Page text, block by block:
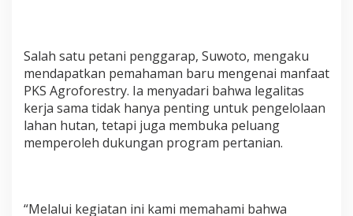
Salah satu petani penggarap, Suwoto, mengaku
mendapatkan pemahaman baru mengenai manfaat
PKS Agroforestry. Ia menyadari bahwa legalitas
kerja sama tidak hanya penting untuk pengelolaan
lahan hutan, tetapi juga membuka peluang
memperoleh dukungan program pertanian.
“Melalui kegiatan ini kami memahami bahwa